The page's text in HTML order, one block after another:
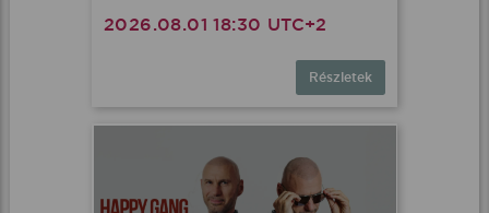
2026.08.01 18:30 UTC+2
Részletek